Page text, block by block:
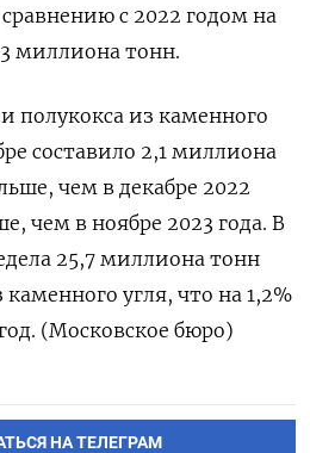
с 2022 годом на
миллиона тонн.
полукокса из каменного
составило 2,1 миллиона
чем в декабре 2022
чем в ноябре 2023 года. В
25,7 миллиона тонн
угля, что на 1,2%
(Московское бюро)
НА ТЕЛЕГРАМ